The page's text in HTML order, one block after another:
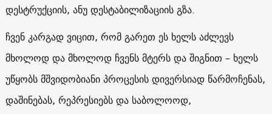
დესტრუქციის, ანუ დესტაბილიზაციის გზა.
ჩვენ კარგად ვიცით, რომ გარეთ ეს ხელს აძლევს
მხოლოდ და მხოლოდ ჩვენს მტერს და შიგნით – ხელს
უწყობს მშვიდობიანი პროცესის დივერსიად წარმოჩენას,
დაშინებას, რეპრესიებს და საბოლოოდ,